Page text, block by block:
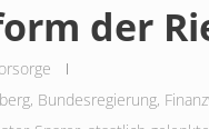
der
, Bundesregierung,